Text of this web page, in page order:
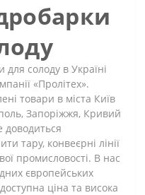
солоду в Україні
«Пролітех».
товари в міста Київ
Запоріжжя, Кривий
доводиться
тару, конвеєрні лінії
промисловості. В нас
європейських
ціна та висока